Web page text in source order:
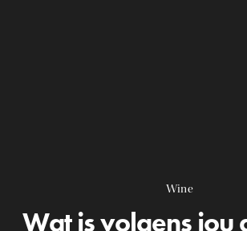
Wine
Wat is volgens jou